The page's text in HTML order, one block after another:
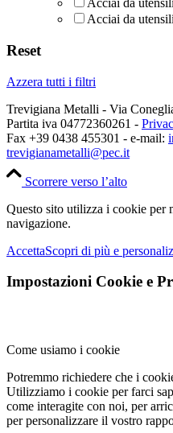
Acciai da
Acciai da
Reset
Azzera tutti i filtri
Trevigiana Metalli - Via
Partita iva 04772360261 -
Fax +39 0438 455301 - e-mail:
trevigianametalli@pec.it
Scorrere verso l’alto
Questo sito utilizza i cookie per
navigazione.
AccettaScopri di più e
Impostazioni Cookie e
Come usiamo i cookie
Potremmo richiedere che i
Utilizziamo i cookie per farci
come interagite con noi, per
per personalizzare il vostro